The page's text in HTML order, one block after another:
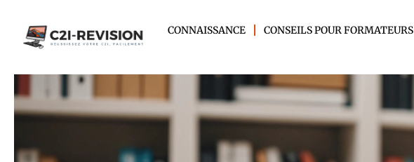
CONNAISSANCE CONSEILS POUR FORMATEURS